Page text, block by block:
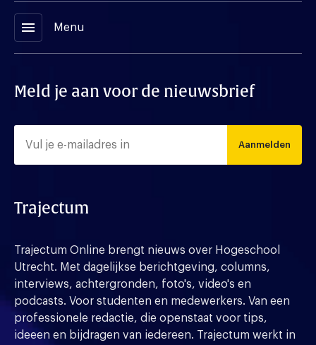
menu Menu
Meld je aan voor de nieuwsbrief
Aanmelden
Trajectum
Trajectum Online brengt nieuws over Hogeschool
Utrecht. Met dagelijkse berichtgeving, columns,
interviews, achtergronden, foto's, video's en
podcasts. Voor studenten en medewerkers. Van een
professionele redactie, die openstaat voor tips,
ideeen en bijdragen van iedereen. Trajectum werkt in